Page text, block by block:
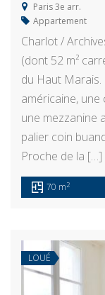
Paris 3e arr.
Appartement
Charlot /
(dont 52 m²
du Haut
américaine, une
une mezzanine
palier coin
Proche de la […]
70 m2
LOUÉ